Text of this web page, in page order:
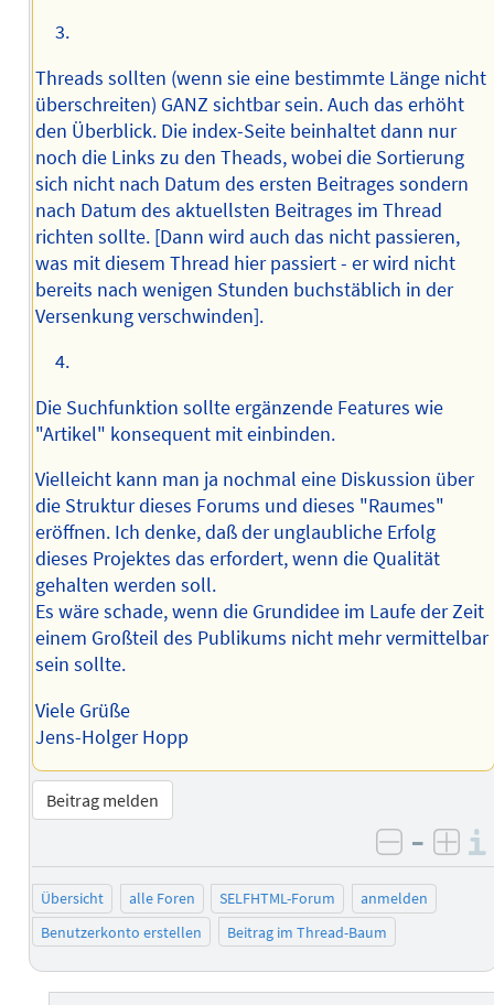
Threads sollten (wenn sie eine bestimmte Länge nicht
überschreiten) GANZ sichtbar sein. Auch das erhöht
den Überblick. Die index-Seite beinhaltet dann nur
noch die Links zu den Theads, wobei die Sortierung
sich nicht nach Datum des ersten Beitrages sondern
nach Datum des aktuellsten Beitrages im Thread
richten sollte. [Dann wird auch das nicht passieren,
was mit diesem Thread hier passiert - er wird nicht
bereits nach wenigen Stunden buchstäblich in der
Versenkung verschwinden].
Die Suchfunktion sollte ergänzende Features wie
"Artikel" konsequent mit einbinden.
Vielleicht kann man ja nochmal eine Diskussion über
die Struktur dieses Forums und dieses "Raumes"
eröffnen. Ich denke, daß der unglaubliche Erfolg
dieses Projektes das erfordert, wenn die Qualität
gehalten werden soll.
Es wäre schade, wenn die Grundidee im Laufe der Zeit
einem Großteil des Publikums nicht mehr vermittelbar
sein sollte.
Viele Grüße
Jens-Holger Hopp
Beitrag melden
negativ
–
Übersicht alle Foren SELFHTML-Forum
anmelden
Benutzerkonto erstellen
Beitrag im Thread-Baum